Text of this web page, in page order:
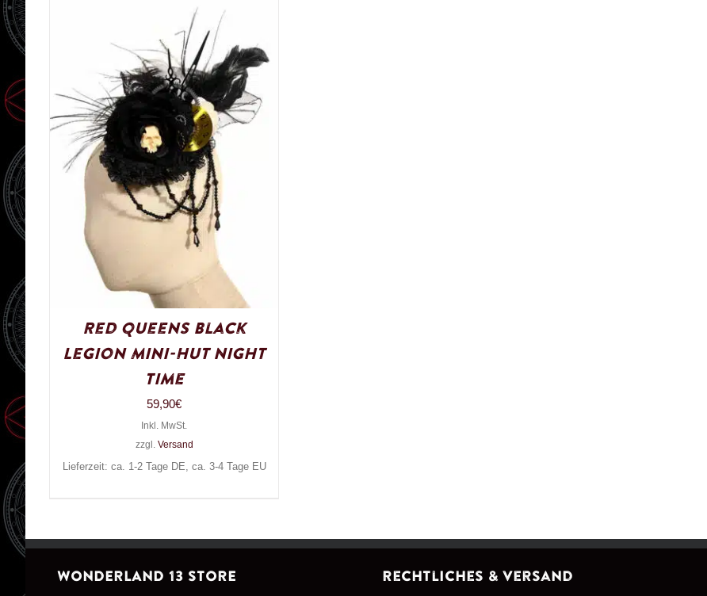
Red Queens Black
Legion Mini-Hut Night
Time
59,90€
Inkl. MwSt.
zzgl. Versand
Lieferzeit: ca. 1-2 Tage DE, ca. 3-4 Tage EU
WONDERLAND 13 STORE Rechtliches & Versand